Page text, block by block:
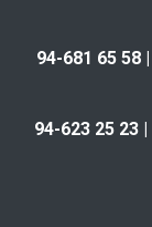
94-681 65 58 |
94-623 25 23 |